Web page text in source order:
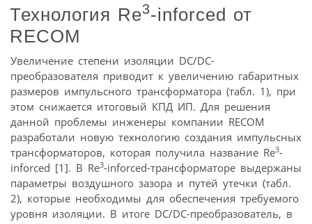
Технология Re3-inforced от
RECOM
Увеличение степени изоляции DC/DC-
преобразователя приводит к увеличению габаритных
размеров импульсного трансформатора (табл. 1), при
этом снижается итоговый КПД ИП. Для решения
данной проблемы инженеры компании RECOM
разработали новую технологию создания импульсных
трансформаторов, которая получила название Re3-
inforced [1]. В Re3-inforced-трансформаторе выдержаны
параметры воздушного зазора и путей утечки (табл.
2), которые необходимы для обеспечения требуемого
уровня изоляции. В итоге DC/DC-преобразователь, в